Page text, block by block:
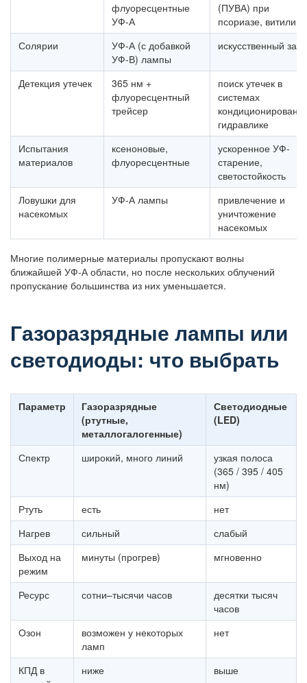
флуоресцентные
УФ-А
(ПУВА) при
псориазе, витилиго
Солярии
УФ-А (с добавкой
УФ-В) лампы
искусственный
Детекция утечек
365 нм +
флуоресцентный
трейсер
поиск утечек в
системах
гидравлике
Испытания
материалов
ксеноновые,
флуоресцентные
ускоренное УФ-
старение,
светостойкость
Ловушки для
насекомых
УФ-А лампы
привлечение и
уничтожение
насекомых
Многие полимерные материалы пропускают волны
ближайшей УФ-А области, но после нескольких облучений
пропускание большинства из них уменьшается.
Газоразрядные лампы или
светодиоды: что выбрать
Параметр
Газоразрядные
(ртутные,
металлогалогенные)
Светодиодные
(LED)
Спектр широкий, много линий
узкая полоса
(365 / 395 / 405
нм)
Ртуть
есть
нет
Нагрев
сильный
слабый
Выход на
режим
минуты (прогрев) мгновенно
Ресурс сотни–тысячи часов
десятки тысяч
часов
Озон
возможен у некоторых
ламп
нет
КПД в
ниже выше